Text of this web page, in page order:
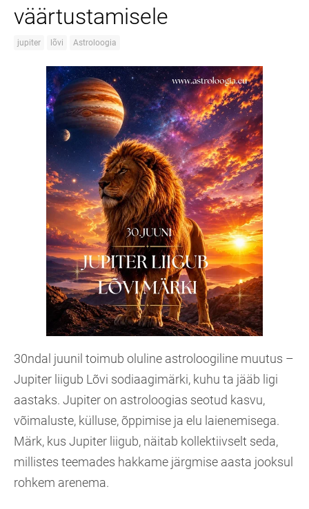
väärtustamisele
jupiter lõvi Astroloogia
30ndal juunil toimub oluline astroloogiline muutus –
Jupiter liigub Lõvi sodiaagimärki, kuhu ta jääb ligi
aastaks. Jupiter on astroloogias seotud kasvu,
võimaluste, külluse, õppimise ja elu laienemisega.
Märk, kus Jupiter liigub, näitab kollektiivselt seda,
millistes teemades hakkame järgmise aasta jooksul
rohkem arenema.